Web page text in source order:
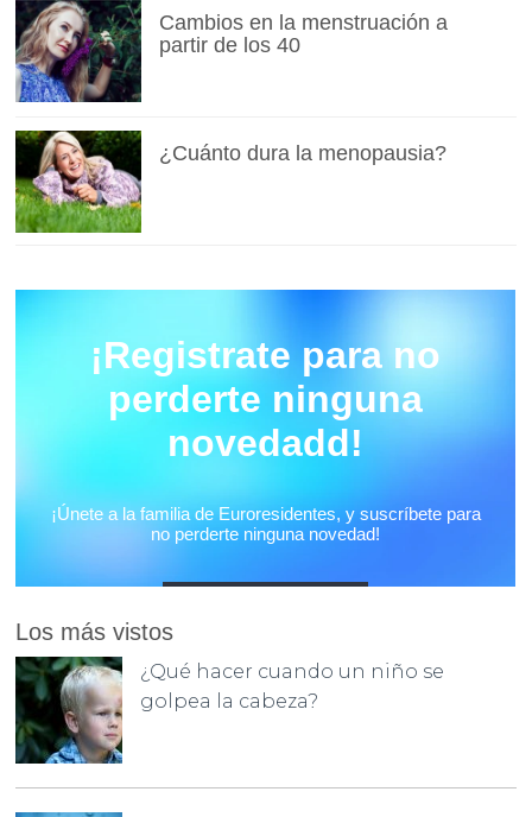
Cambios en la menstruación a
partir de los 40
¿Cuánto dura la menopausia?
Los más vistos
¿Qué hacer cuando un niño se
golpea la cabeza?